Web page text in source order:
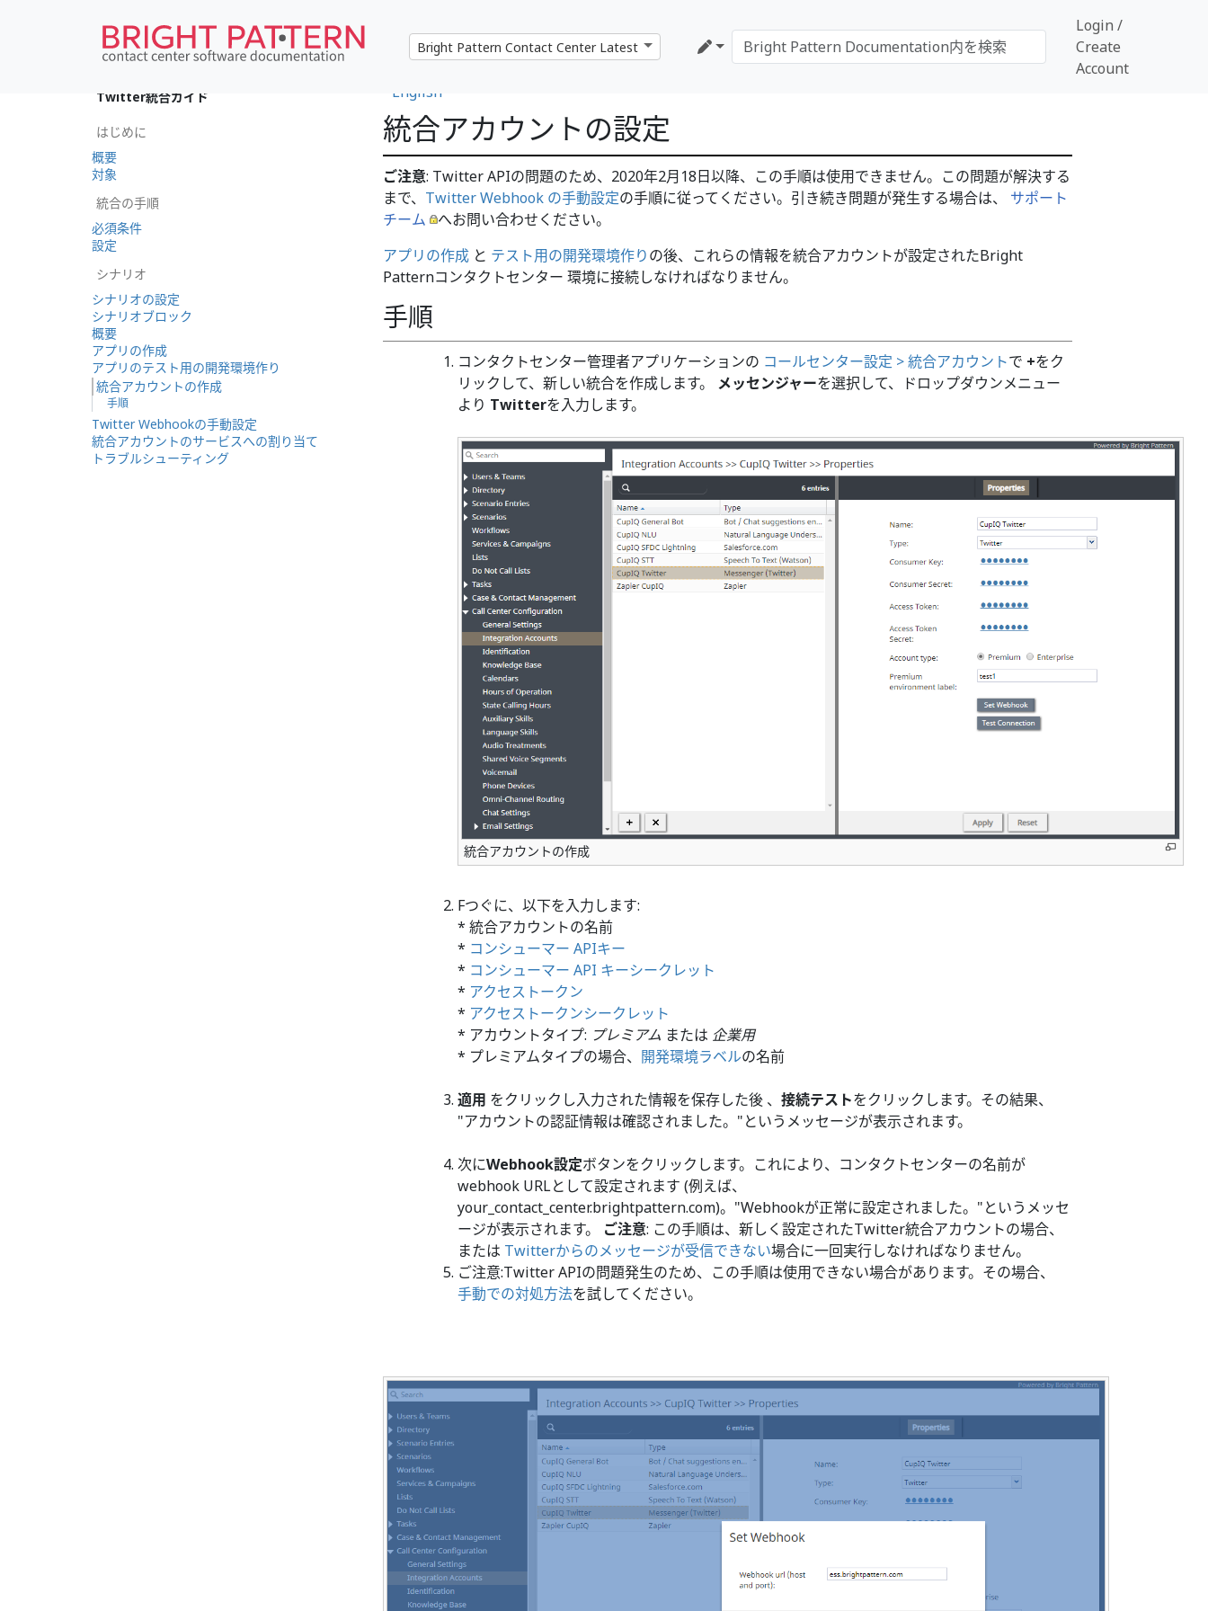
Login /
Create
Account
English
統合アカウントの設定
ご注意: Twitter APIの問題のため、2020年2月18日以降、この手順は使用できません。この問題が解決する
まで、 Twitter Webhook の手動設定の手順に従ってください。引き続き問題が発生する場合は、 サポート
チーム
へお問い合わせください。
アプリの作成 と テスト用の開発環境作りの後、これらの情報を統合アカウントが設定されたBright
Patternコンタクトセンター 環境に接続しなければなりません。
手順
コンタクトセンター管理者アプリケーションの コールセンター設定 > 統合アカウントで +をク
リックして、新しい統合を作成します。 メッセンジャーを選択して、ドロップダウンメニュー
より Twitterを入力します。
統合アカウントの作成
Fつぐに、以下を入力します:
* 統合アカウントの名前
* コンシューマー APIキー
* コンシューマー API キーシークレット
* アクセストークン
* アクセストークンシークレット
* アカウントタイプ: プレミアム または 企業用
* プレミアムタイプの場合、 開発環境ラベルの名前
適用 をクリックし入力された情報を保存した後 、接続テストをクリックします。その結果、
"アカウントの認証情報は確認されました。"というメッセージが表示されます。
次にWebhook設定ボタンをクリックします。これにより、コンタクトセンターの名前が
webhook URLとして設定されます (例えば、
your_contact_center.brightpattern.com)。"Webhookが正常に設定されました。"というメッセ
ージが表示されます。 ご注意: この手順は、新しく設定されたTwitter統合アカウントの場合、
または Twitterからのメッセージが受信できない場合に一回実行しなければなりません。
ご注意:Twitter APIの問題発生のため、この手順は使用できない場合があります。その場合、
手動での対処方法を試してください。
Twitter統合ガイド
はじめに
概要
対象
統合の手順
必須条件
設定
シナリオ
シナリオの設定
シナリオブロック
概要
アプリの作成
アプリのテスト用の開発環境作り
統合アカウントの作成
手順
Twitter Webhookの手動設定
統合アカウントのサービスへの割り当て
トラブルシューティング